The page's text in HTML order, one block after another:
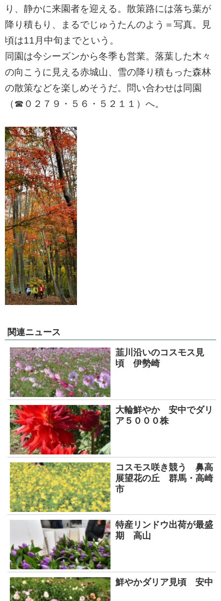
り、静かに来園者を迎える。散策路には落ち葉が
降り積もり、まるでじゅうたんのよう＝写真。見
頃は11月中旬までという。
同園は今シーズンから冬季も営業。落葉した木々
の向こうに見える赤城山、雪の降り積もった森林
の散策などを楽しめそうだ。問い合わせは同園
（☎０２７９・５６・５２１１）へ。
関連ニュース
韮川沿いのコスモス見
頃 伊勢崎
大輪鮮やか 安中でダリ
ア５０００株
コスモス咲き競う 鼻高
展望花の丘 群馬・高崎
市
特産リンドウ出荷が最盛
期 高山
鮮やかダリア見頃 安中